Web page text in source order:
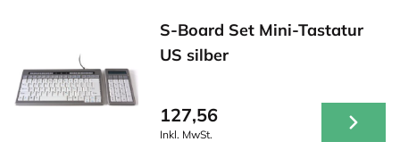
S-Board Set Mini-Tastatur
US silber
127,56
Inkl. MwSt.